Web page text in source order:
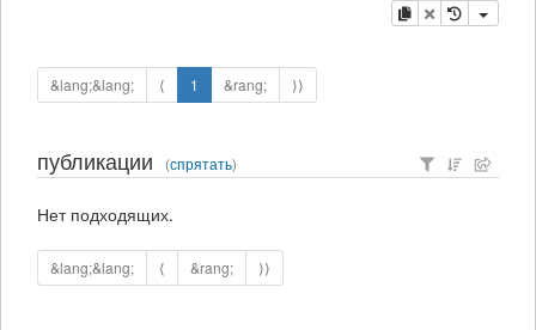
копировать
удалить
&lang;&lang; ⟨ 1 &rang; ⟩⟩
публикации (спрятать)
Нет подходящих.
&lang;&lang; ⟨ &rang; ⟩⟩